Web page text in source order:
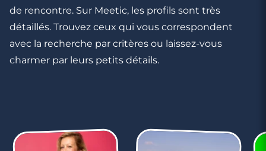
de rencontre. Sur Meetic, les profils sont très
détaillés. Trouvez ceux qui vous correspondent
avec la recherche par critères ou laissez-vous
charmer par leurs petits détails.